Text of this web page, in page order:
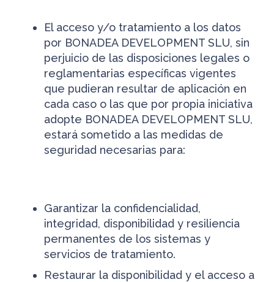
El acceso y/o tratamiento a los datos
por BONADEA DEVELOPMENT SLU, sin
perjuicio de las disposiciones legales o
reglamentarias específicas vigentes
que pudieran resultar de aplicación en
cada caso o las que por propia iniciativa
adopte BONADEA DEVELOPMENT SLU,
estará sometido a las medidas de
seguridad necesarias para:
Garantizar la confidencialidad,
integridad, disponibilidad y resiliencia
permanentes de los sistemas y
servicios de tratamiento.
Restaurar la disponibilidad y el acceso a